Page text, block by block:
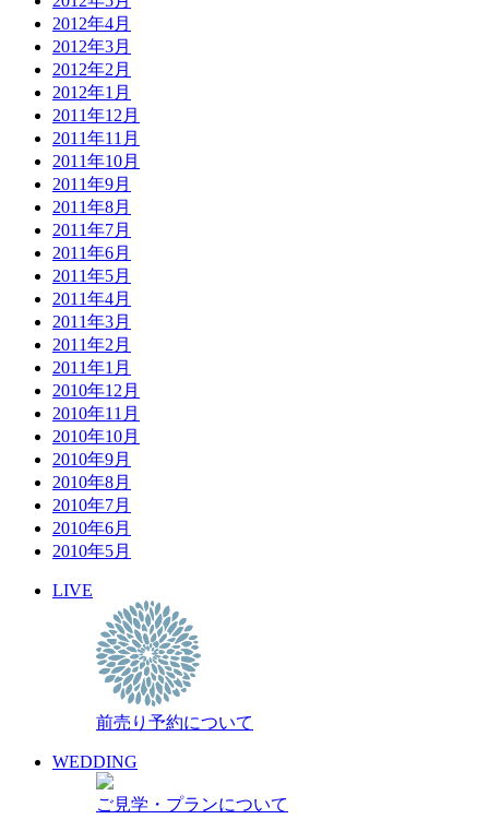
2012年4月
2012年3月
2012年2月
2012年1月
2011年12月
2011年11月
2011年10月
2011年9月
2011年8月
2011年7月
2011年6月
2011年5月
2011年4月
2011年3月
2011年2月
2011年1月
2010年12月
2010年11月
2010年10月
2010年9月
2010年8月
2010年7月
2010年6月
2010年5月
LIVE
前売り予約について
WEDDING
ご見学・プランについて